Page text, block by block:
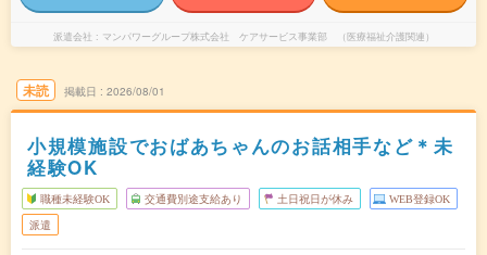
派遣会社 マンパワーグループ株式会社 ケアサービス事業部 （医療福祉介護関連）
未読 掲載日 2026/08/01
小規模施設でおばあちゃんのお話相手など＊未
経験OK
職種未経験OK 交通費別途支給あり 土日祝日が休み WEB登録OK
派遣